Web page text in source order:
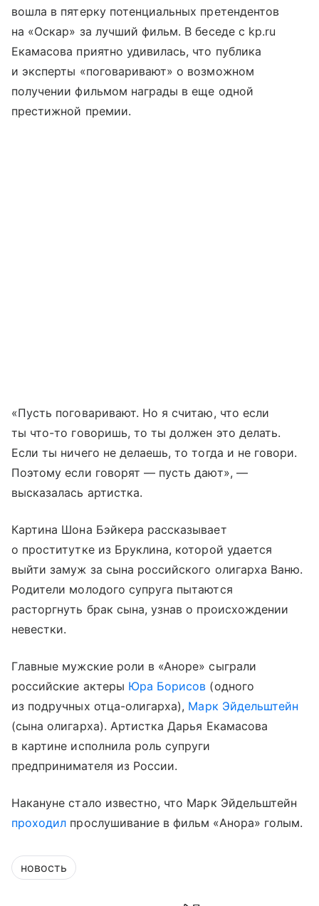
вошла в пятерку потенциальных претендентов
на «Оскар» за лучший фильм. В беседе с kp.ru
Екамасова приятно удивилась, что публика
и эксперты «поговаривают» о возможном
получении фильмом награды в еще одной
престижной премии.
«Пусть поговаривают. Но я считаю, что если
ты что-то говоришь, то ты должен это делать.
Если ты ничего не делаешь, то тогда и не говори.
Поэтому если говорят — пусть дают», —
высказалась артистка.
Картина Шона Бэйкера рассказывает
о проститутке из Бруклина, которой удается
выйти замуж за сына российского олигарха Ваню.
Родители молодого супруга пытаются
расторгнуть брак сына, узнав о происхождении
невестки.
Главные мужские роли в «Аноре» сыграли
российские актеры Юра Борисов (одного
из подручных отца-олигарха), Марк Эйдельштейн
(сына олигарха). Артистка Дарья Екамасова
в картине исполнила роль супруги
предпринимателя из России.
Накануне стало известно, что Марк Эйдельштейн
проходил прослушивание в фильм «Анора» голым.
новость